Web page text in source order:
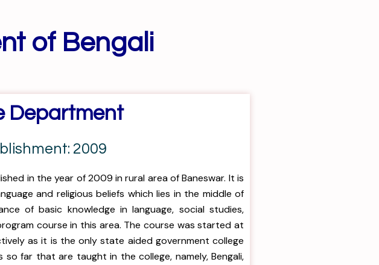
of Bengali
Department
2009
in the year of 2009 in rural area of Baneswar. It is
and religious beliefs which lies in the middle of
of basic knowledge in language, social studies,
course in this area. The course was started at
as it is the only state aided government college
far that are taught in the college, namely, Bengali,